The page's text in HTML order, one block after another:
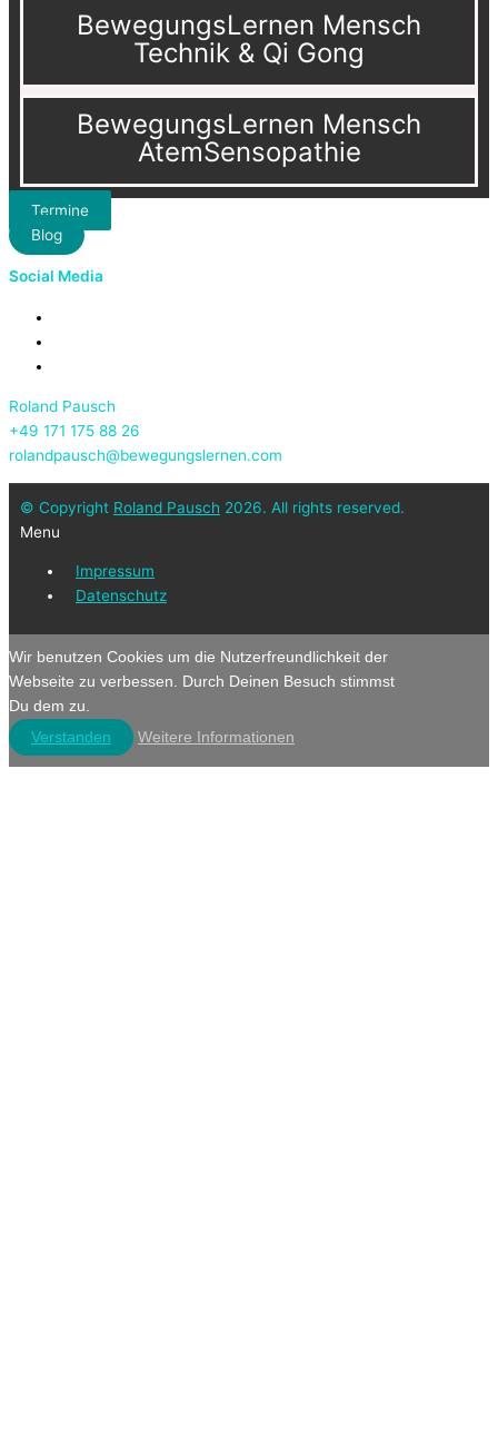
BewegungsLernen Mensch
Technik & Qi Gong
BewegungsLernen Mensch
AtemSensopathie
Termine
Blog
Social Media
Roland Pausch
+49 171 175 88 26
rolandpausch@bewegungslernen.com
© Copyright Roland Pausch 2026. All rights reserved.
Menu
Impressum
Datenschutz
Wir benutzen Cookies um die Nutzerfreundlichkeit der
Webseite zu verbessen. Durch Deinen Besuch stimmst
Du dem zu.
Verstanden
Weitere Informationen